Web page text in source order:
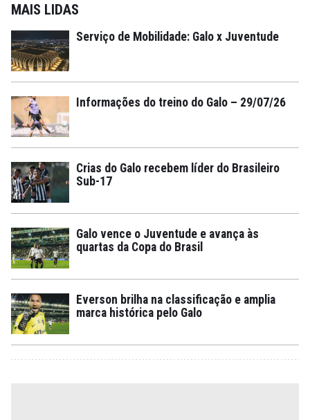
MAIS LIDAS
Serviço de Mobilidade: Galo x Juventude
Informações do treino do Galo – 29/07/26
Crias do Galo recebem líder do Brasileiro
Sub-17
Galo vence o Juventude e avança às
quartas da Copa do Brasil
Everson brilha na classificação e amplia
marca histórica pelo Galo